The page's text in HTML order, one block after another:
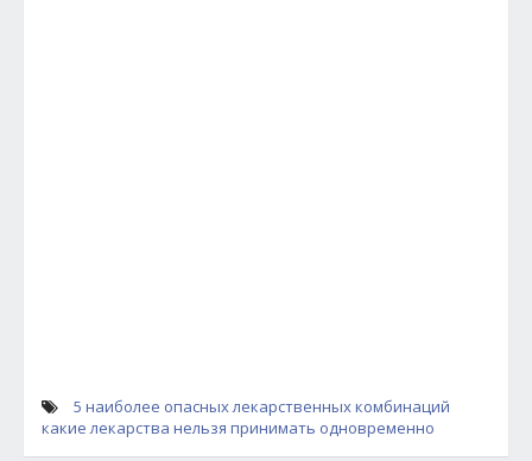
5 наиболее опасных лекарственных комбинаций
какие лекарства нельзя принимать одновременно